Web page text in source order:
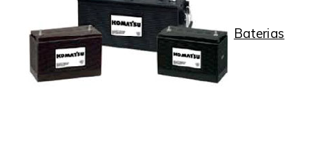
Baterias